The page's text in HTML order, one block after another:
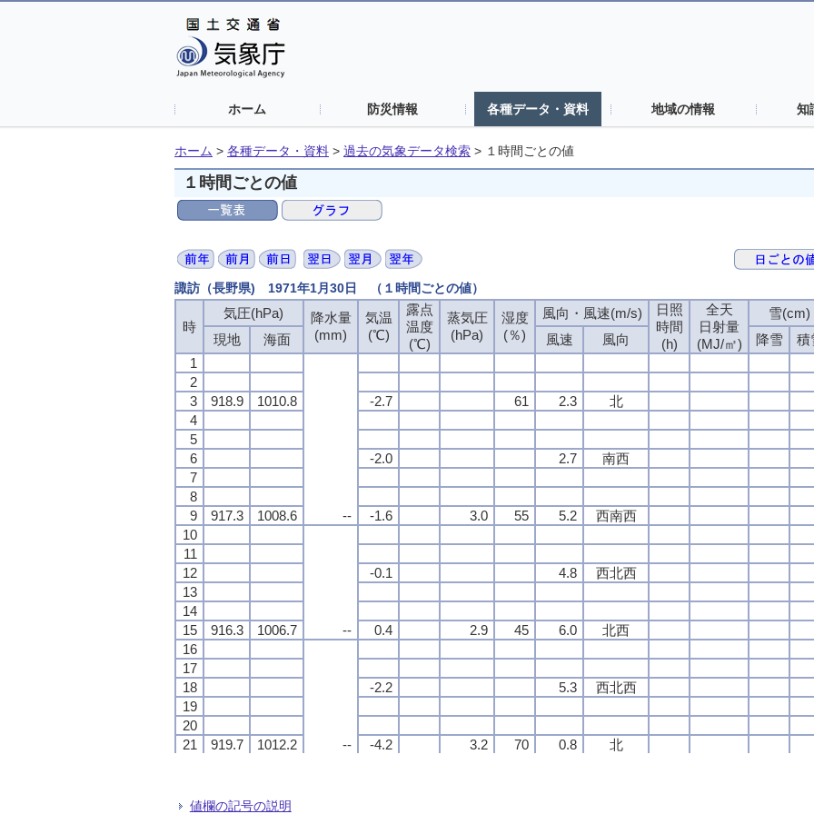
ホーム 防災情報 各種データ・資料 地域の情報 知
ホーム > 各種データ・資料 > 過去の気象データ検索 > １時間ごとの値
１時間ごとの値
諏訪（長野県) 1971年1月30日 （１時間ごとの値）
時
気圧(hPa)
降水量
(mm)
気温
(℃)
露点
温度
(℃)
蒸気圧
(hPa)
湿度
(％)
風向・風速(m/s)
日照
時間
(h)
全天
日射量
(MJ/㎡)
雪(cm)
現地 海面 風速 風向 降雪
積
1
--
2
3
918.9 1010.8 -2.7 61 2.3
北
4
5
6
-2.0 2.7
南西
7
8
9
917.3 1008.6 -1.6 3.0 55 5.2 西南西
10
--
11
12
-0.1 4.8
西北西
13
14
15
916.3 1006.7 0.4 2.9 45 6.0 北西
16
--
17
18
-2.2 5.3
西北西
19
20
21
919.7 1012.2 -4.2 3.2 70 0.8 北
24
時
気圧(hPa)
降水量
(mm)
気温
(℃)
露点
温度
(℃)
蒸気圧
(hPa)
湿度
(％)
風向・風速(m/s)
日照
時間
(h)
全天
日射量
(MJ/㎡)
雪(cm)
現地 海面 風速 風向 降雪
積
1
--
2
3
918.9 1010.8 -2.7 61 2.3
北
4
5
6
-2.0 2.7
南西
7
8
9
917.3 1008.6 -1.6 3.0 55 5.2 西南西
10
--
11
12
-0.1 4.8
西北西
13
14
15
916.3 1006.7 0.4 2.9 45 6.0 北西
16
--
17
18
-2.2 5.3
西北西
19
20
21
919.7 1012.2 -4.2 3.2 70 0.8 北
24
時
気圧(hPa)
降水量
(mm)
気温
(℃)
露点
温度
(℃)
蒸気圧
(hPa)
湿度
(％)
風向・風速(m/s)
日照
時間
(h)
全天
日射量
(MJ/㎡)
雪(cm)
現地 海面 風速 風向 降雪
積
1
--
2
3
918.9 1010.8 -2.7 61 2.3
北
4
5
6
-2.0 2.7
南西
7
8
9
917.3 1008.6 -1.6 3.0 55 5.2 西南西
10
--
11
12
-0.1 4.8
西北西
13
14
15
916.3 1006.7 0.4 2.9 45 6.0 北西
16
--
17
18
-2.2 5.3
西北西
19
20
21
919.7 1012.2 -4.2 3.2 70 0.8 北
24
時
気圧(hPa)
降水量
(mm)
気温
(℃)
露点
温度
(℃)
蒸気圧
(hPa)
湿度
(％)
風向・風速(m/s)
日照
時間
(h)
全天
日射量
(MJ/㎡)
雪(cm)
現地 海面 風速 風向 降雪
積
1
--
2
3
918.9 1010.8 -2.7 61 2.3
北
4
5
6
-2.0 2.7
南西
7
8
9
917.3 1008.6 -1.6 3.0 55 5.2 西南西
10
--
11
12
-0.1 4.8
西北西
13
14
15
916.3 1006.7 0.4 2.9 45 6.0 北西
16
--
17
18
-2.2 5.3
西北西
19
20
21
919.7 1012.2 -4.2 3.2 70 0.8 北
24
値欄の記号の説明